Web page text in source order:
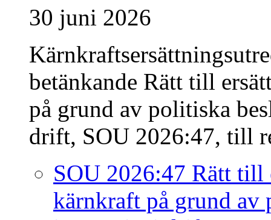
30 juni 2026
betänkande Rätt till
på grund av politiska
drift, SOU 2026:47, till
SOU 2026:47 Rätt
kärnkraft på grund av